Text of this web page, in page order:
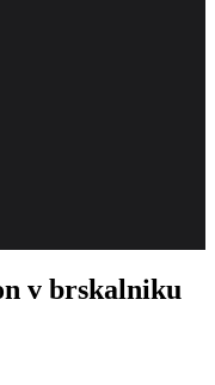
v brskalniku